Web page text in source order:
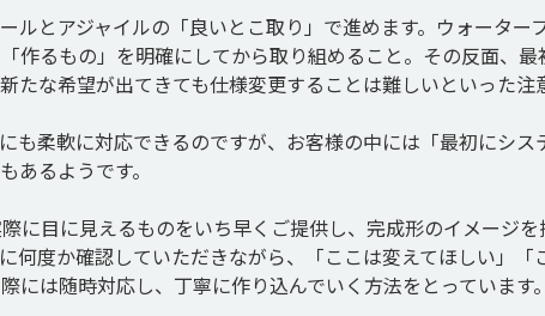
ルとアジャイルの「良いとこ取り」で進めます。ウォーター
作るもの」を明確にしてから取り組めること。その反面、最
たな希望が出てきても仕様変更することは難しいといった注
も柔軟に対応できるのですが、お客様の中には「最初にシス
あるようです。
に目に見えるものをいち早くご提供し、完成形のイメージを
何度か確認していただきながら、「ここは変えてほしい」「